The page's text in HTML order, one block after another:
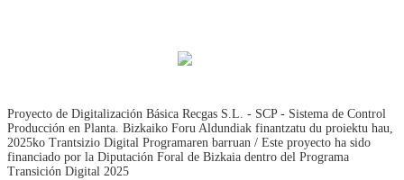
Proyecto de Digitalización Básica Recgas S.L. - SCP - Sistema de Control
Producción en Planta. Bizkaiko Foru Aldundiak finantzatu du proiektu hau,
2025ko Trantsizio Digital Programaren barruan / Este proyecto ha sido
financiado por la Diputación Foral de Bizkaia dentro del Programa
Transición Digital 2025